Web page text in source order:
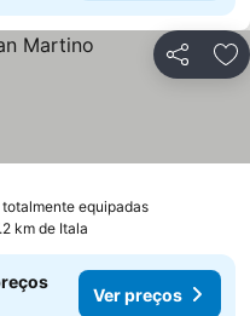
Partilhar
equipadas
km de Itala
Ver preços